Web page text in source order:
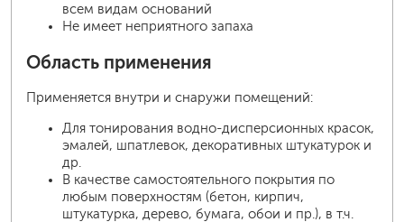
всем видам оснований
Не имеет неприятного запаха
Область применения
Применяется внутри и снаружи помещений:
Для тонирования водно-дисперсионных красок,
эмалей, шпатлевок, декоративных штукатурок и
др.
В качестве самостоятельного покрытия по
любым поверхностям (бетон, кирпич,
штукатурка, дерево, бумага, обои и пр.), в т.ч.